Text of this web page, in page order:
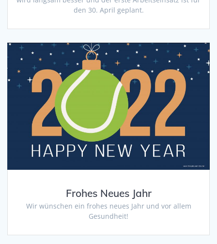
den 30. April geplant.
Frohes Neues Jahr
Wir wünschen ein frohes neues Jahr und vor allem
Gesundheit!